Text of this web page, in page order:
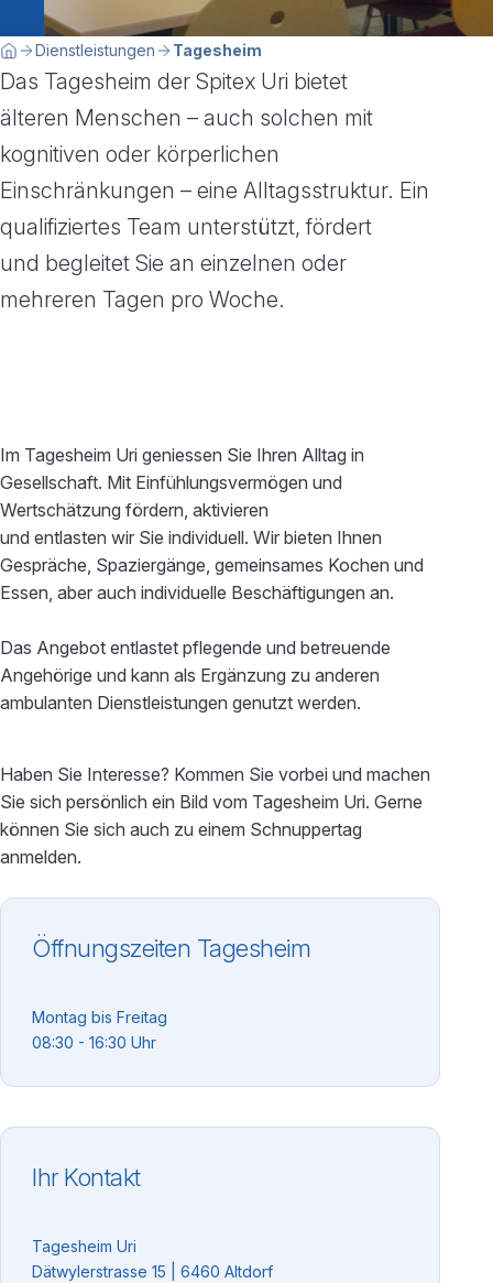
Breadcrumbnavigation
Sie befinden sich hier:
HomeDienstleistungen Tagesheim
Das Tagesheim der Spitex Uri bietet
älteren Menschen – auch solchen mit
kognitiven oder körperlichen
Einschränkungen – eine Alltagsstruktur. Ein
qualifiziertes Team unterstützt, fördert
und begleitet Sie an einzelnen oder
mehreren Tagen pro Woche.
Im Tagesheim Uri geniessen Sie Ihren Alltag in
Gesellschaft. Mit Einfühlungsvermögen und
Wertschätzung fördern, aktivieren
und entlasten wir Sie individuell. Wir bieten Ihnen
Gespräche, Spaziergänge, gemeinsames Kochen und
Essen, aber auch individuelle Beschäftigungen an.
Das Angebot entlastet pflegende und betreuende
Angehörige und kann als Ergänzung zu anderen
ambulanten Dienstleistungen genutzt werden.
Haben Sie Interesse? Kommen Sie vorbei und machen
Sie sich persönlich ein Bild vom Tagesheim Uri. Gerne
können Sie sich auch zu einem Schnuppertag
anmelden.
Öffnungszeiten Tagesheim
Montag bis Freitag
08:30 - 16:30 Uhr
Ihr Kontakt
Tagesheim Uri
Dätwylerstrasse 15 | 6460 Altdorf